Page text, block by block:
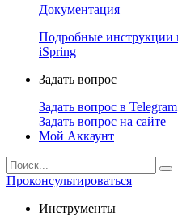
Документация
Подробные инструкции
iSpring
Задать вопрос
Задать вопрос в Telegram
Задать вопрос на сайте
Мой Аккаунт
Проконсультироваться
Инструменты